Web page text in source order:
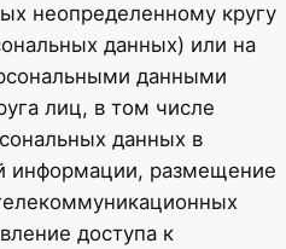
неопределенному кругу
данных) или на
данными
лиц, в том числе
данных в
информации, размещение
доступа к